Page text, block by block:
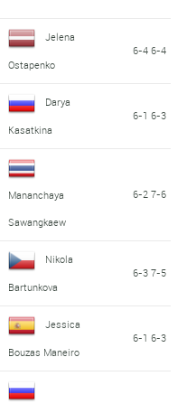
Jelena
Ostapenko
6-4 6-4
Darya
Kasatkina
6-1 6-3
Mananchaya
Sawangkaew
6-2 7-6
Nikola
Bartunkova
6-3 7-5
Jessica
Bouzas Maneiro
6-1 6-3